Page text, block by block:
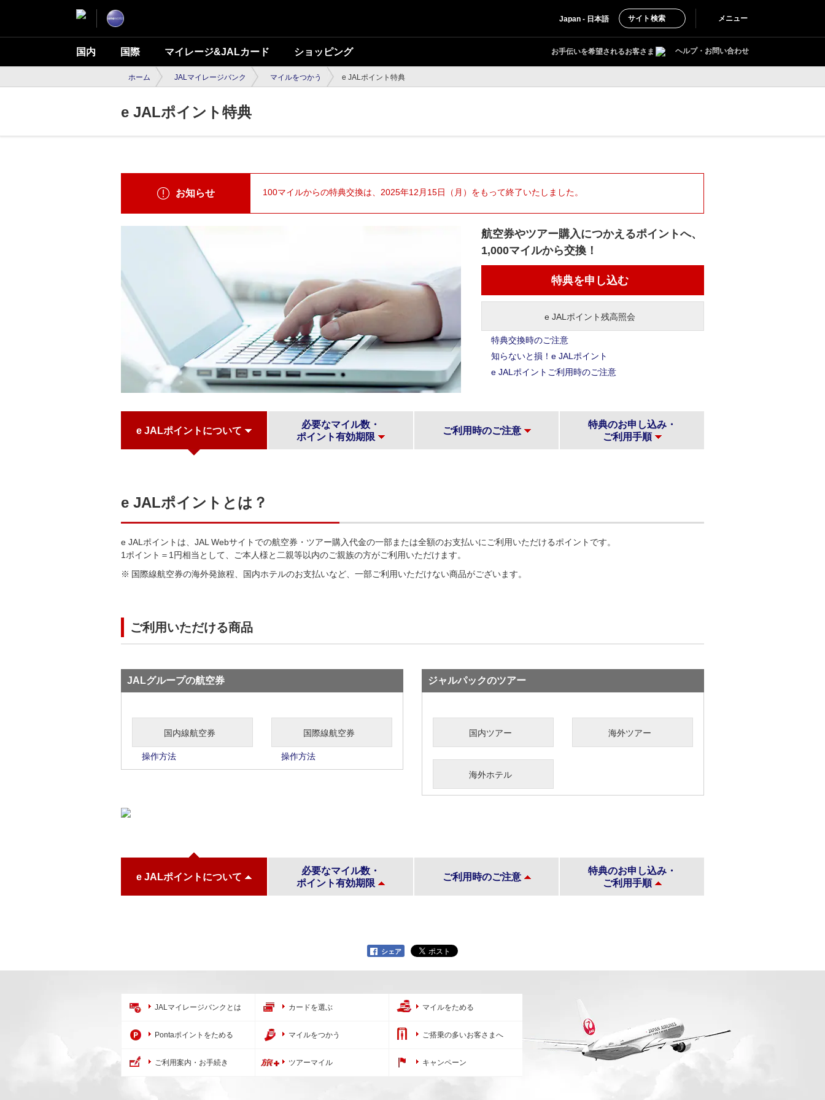
Japan - 日本語 サイト検索 メニュー
国内 国際 マイレージ&JALカード ショッピング お手伝いを希望されるお客さま ヘルプ・お問い合わせ
ホーム JALマイレージバンク マイルをつかう e JALポイント特典
e JALポイント特典
お知らせ 100マイルからの特典交換は、2025年12月15日（月）をもって終了いたしました。
航空券やツアー購入につかえるポイントへ、
1,000マイルから交換！
特典を申し込む
e JALポイント残高照会
特典交換時のご注意
知らないと損！e JALポイント
e JALポイントご利用時のご注意
e JALポイントについて
必要なマイル数・
ポイント有効期限
ご利用時のご注意
特典のお申し込み・
ご利用手順
e JALポイントとは？
e JALポイントは、JAL Webサイトでの航空券・ツアー購入代金の一部または全額のお支払いにご利用いただけるポイントです。
1ポイント＝1円相当として、ご本人様と二親等以内のご親族の方がご利用いただけます。
国際線航空券の海外発旅程、国内ホテルのお支払いなど、一部ご利用いただけない商品がございます。
ご利用いただける商品
JALグループの航空券
国内線航空券
操作方法
国際線航空券
操作方法
ジャルパックのツアー
国内ツアー 海外ツアー
海外ホテル
e JALポイントについて
必要なマイル数・
ポイント有効期限
ご利用時のご注意
特典のお申し込み・
ご利用手順
シェア
JALマイレージバンクとは カードを選ぶ マイルをためる
Pontaポイントをためる マイルをつかう ご搭乗の多いお客さまへ
ご利用案内・お手続き ツアーマイル キャンペーン